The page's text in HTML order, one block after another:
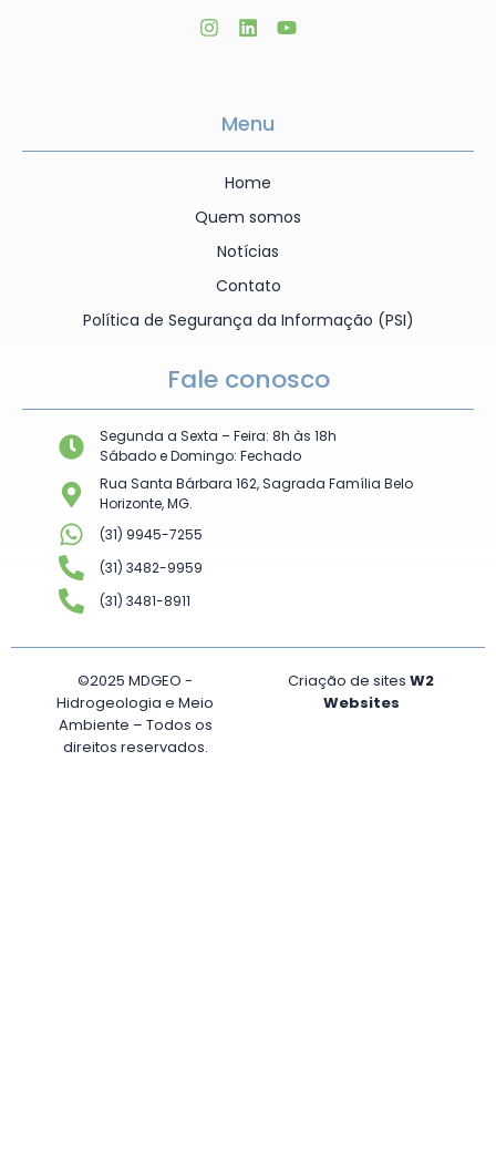
Menu
Home
Quem somos
Notícias
Contato
Política de Segurança da Informação (PSI)
Fale conosco
Segunda a Sexta – Feira: 8h às 18h
Sábado e Domingo: Fechado
Rua Santa Bárbara 162, Sagrada Família Belo
Horizonte, MG.
(31) 9945-7255
(31) 3482-9959
(31) 3481-8911
©2025 MDGEO -
Hidrogeologia e Meio
Ambiente – Todos os
direitos reservados.
Criação de sites W2
Websites